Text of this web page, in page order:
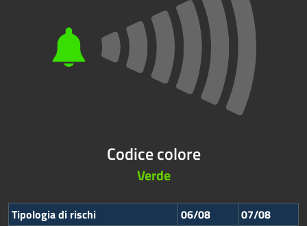
Codice colore
Verde
Tipologia di rischi 06/08
07/08